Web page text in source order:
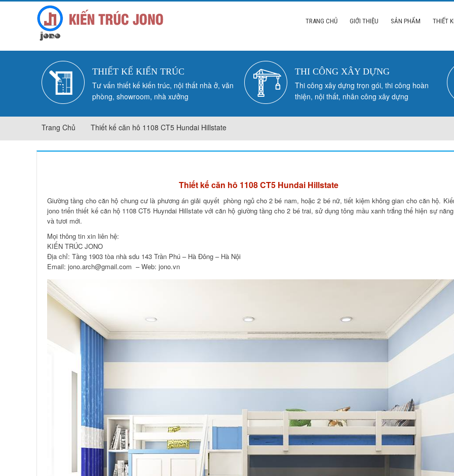
TRANG CHỦ GIỚI THIỆU SẢN PHẨM THIẾT
THIẾT KẾ KIẾN TRÚC
Tư vấn thiết kế kiến trúc, nội thất nhà ở, văn
phòng, showroom, nhà xưởng
THI CÔNG XÂY DỰNG
Thi công xây dựng trọn gói, thi công hoàn
thiện, nội thất, nhân công xây dựng
Trang Chủ Thiết kế căn hô 1108 CT5 Hundai Hillstate
Thiết kế căn hô 1108 CT5 Hundai Hillstate
Giường tầng cho căn hộ chung cư là phương án giải quyết phòng ngủ cho 2 bé nam, hoặc 2 bé nữ, tiết kiệm không gian cho căn hộ.
jono triển thiết kế căn hộ 1108 CT5 Huyndai Hillstate với căn hộ giường tầng cho 2 bé trai, sử dụng tông mầu xanh trắng thể hiện sự
và tươi mới.
Mọi thông tin xin liên hệ:
KIẾN TRÚC JONO
Địa chỉ: Tầng 1903 tòa nhà sdu 143 Trần Phú – Hà Đông – Hà Nội
Email: jono.arch@gmail.com – Web: jono.vn